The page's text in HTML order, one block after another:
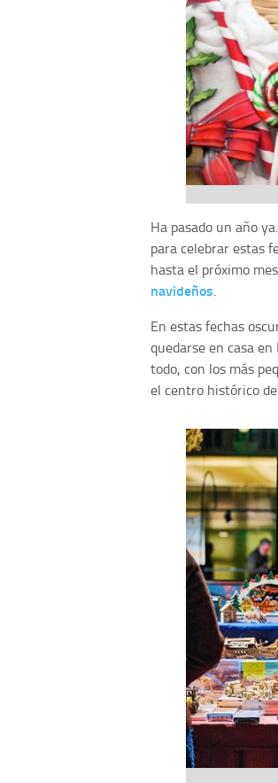
Ha pasado un año
para celebrar estas
hasta el próximo
navideños.
En estas fechas
quedarse en casa
todo, con los más
el centro histórico